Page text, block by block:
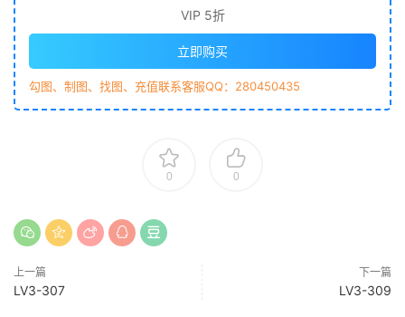
VIP 5折
立即购买
勾图、制图、找图、充值联系客服QQ：280450435
0 0
上一篇
LV3-307
下一篇
LV3-309